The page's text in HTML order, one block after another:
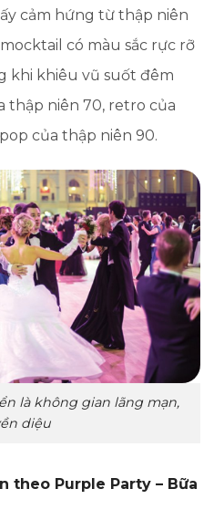
cảm hứng từ thập niên
có màu sắc rực rỡ
khi khiêu vũ suốt đêm
thập niên 70, retro của
của thập niên 90.
là không gian lãng mạn,
diệu
theo Purple Party – Bữa